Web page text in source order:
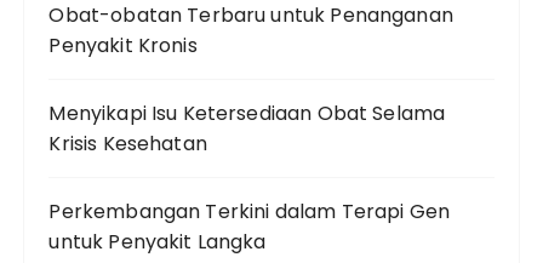
Obat-obatan Terbaru untuk Penanganan
Penyakit Kronis
Menyikapi Isu Ketersediaan Obat Selama
Krisis Kesehatan
Perkembangan Terkini dalam Terapi Gen
untuk Penyakit Langka